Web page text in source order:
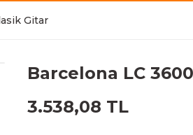
Gitar
Barcelona LC
3.538,08 TL